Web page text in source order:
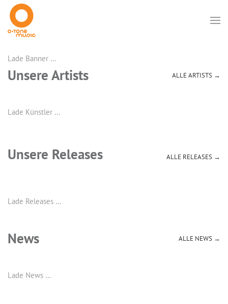
Lade Banner …
Unsere Artists ALLE ARTISTS →
Lade Künstler …
Unsere Releases ALLE RELEASES →
Lade Releases …
News ALLE NEWS →
Lade News …